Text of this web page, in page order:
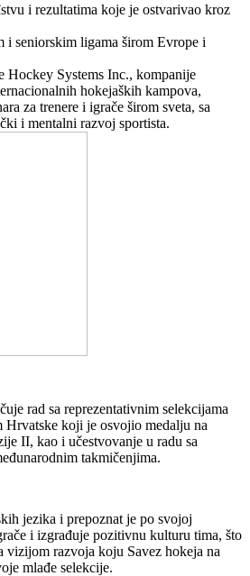
i rezultatima koje je ostvarivao kroz
i seniorskim ligama širom Evrope i
Hockey Systems Inc., kompanije
hokejaških kampova,
za trenere i igrače širom sveta, sa
i mentalni razvoj sportista.
rad sa reprezentativnim selekcijama
koji je osvojio medalju na
II, kao i učestvovanje u radu sa
takmičenjima.
jezika i prepoznat je po svojoj
i izgrađuje pozitivnu kulturu tima, što
vizijom razvoja koju Savez hokeja na
mlađe selekcije.